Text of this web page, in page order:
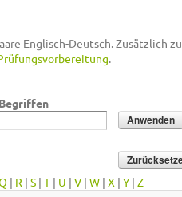
Englisch-Deutsch. Zusätzlich zu
.
| R | S | T | U | V | W | X | Y | Z